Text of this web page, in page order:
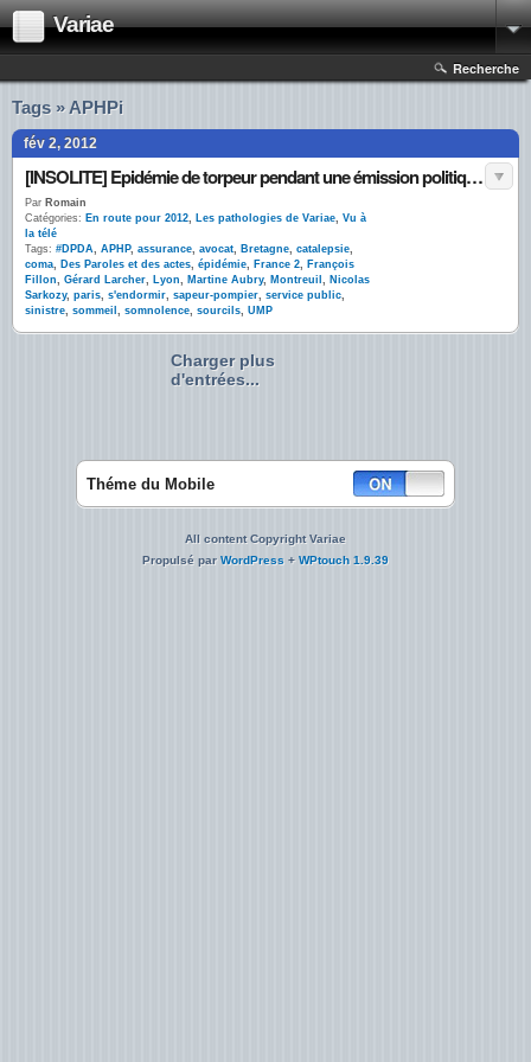
Variae
Recherche
Tags » APHPi
fév 2, 2012
[INSOLITE] Epidémie de torpeur pendant une émission politique en France #DPDA
Par Romain
Catégories: En route pour 2012, Les pathologies de Variae, Vu à
la télé
Tags: #DPDA, APHP, assurance, avocat, Bretagne, catalepsie,
coma, Des Paroles et des actes, épidémie, France 2, François
Fillon, Gérard Larcher, Lyon, Martine Aubry, Montreuil , Nicolas
Sarkozy, paris, s'endormir, sapeur-pompier, service public,
sinistre, sommeil , somnolence, sourcils, UMP
Charger plus
d'entrées...
Théme du Mobile
All content Copyright Variae
Propulsé parWordPress + WPtouch 1.9.39